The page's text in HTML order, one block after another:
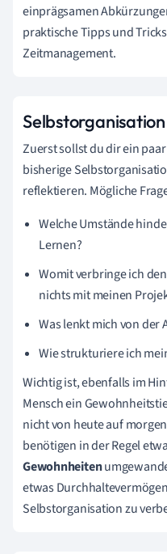
einprägsamen
praktische Tipps und
Zeitmanagement.
Zuerst sollst du dir ein
bisherige
reflektieren. Mögliche
Welche Umstände
Lernen?
Womit verbringe ich
nichts mit meinen
Was lenkt mich von der
Wie strukturiere ich
Wichtig ist, ebenfalls im
Mensch ein
nicht von heute auf
benötigen in der Regel
Gewohnheiten
etwas
Selbstorganisation zu